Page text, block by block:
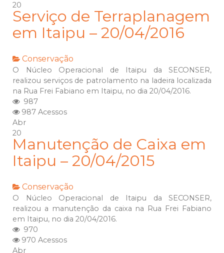
20
Serviço de Terraplanagem
em Itaipu – 20/04/2016
Conservação
O Núcleo Operacional de Itaipu da SECONSER,
realizou serviços de patrolamento na ladeira localizada
na Rua Frei Fabiano em Itaipu, no dia 20/04/2016.
987
987 Acessos
Abr
20
Manutenção de Caixa em
Itaipu – 20/04/2015
Conservação
O Núcleo Operacional de Itaipu da SECONSER,
realizou a manutenção da caixa na Rua Frei Fabiano
em Itaipu, no dia 20/04/2016.
970
970 Acessos
Abr